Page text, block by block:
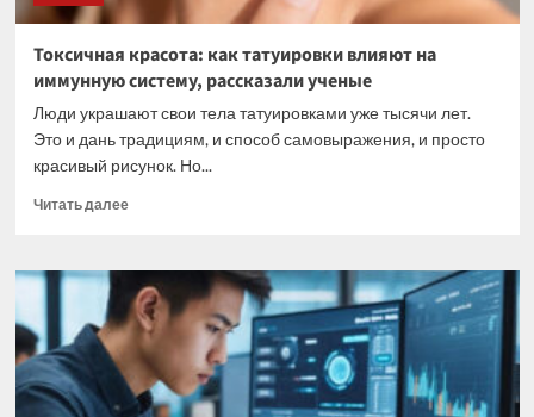
Токсичная красота: как татуировки влияют на
иммунную систему, рассказали ученые
Люди украшают свои тела татуировками уже тысячи лет.
Это и дань традициям, и способ самовыражения, и просто
красивый рисунок. Но...
Читать далееПрочитать
Токсичная
красота:
как
татуировки
влияют
на
иммунную